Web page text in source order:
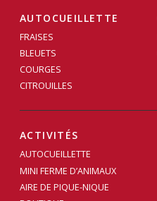
AUTOCUEILLETTE
FRAISES
BLEUETS
COURGES
CITROUILLES
ACTIVITÉS
AUTOCUEILLETTE
MINI FERME D’ANIMAUX
AIRE DE PIQUE-NIQUE